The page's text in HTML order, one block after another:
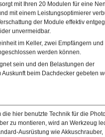
mit Ihren 20 Modulen für eine
mit einem Leistungsoptimierer
der Module effektiv
unvermeidbar.
im Keller, zwei Empfängern und
werden können.
sein und den Belastungen der
beim Dachdecker gebeten
die hier benutzte Technik für die
zu montieren, wird an Werkzeug
Ausrüstung wie Akkuschrauber,